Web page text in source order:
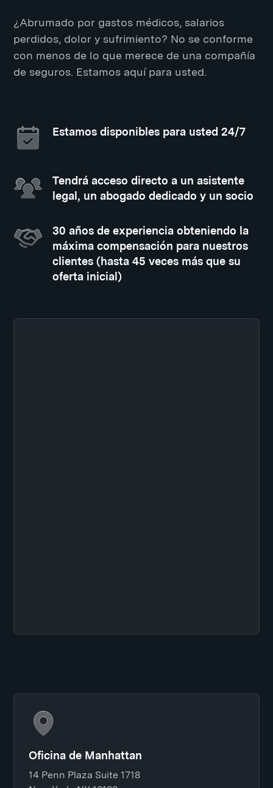
¿Abrumado por gastos médicos, salarios
perdidos, dolor y sufrimiento? No se conforme
con menos de lo que merece de una compañía
de seguros. Estamos aquí para usted.
Estamos disponibles para usted 24/7
Tendrá acceso directo a un asistente
legal, un abogado dedicado y un socio
30 años de experiencia obteniendo la
máxima compensación para nuestros
clientes (hasta 45 veces más que su
oferta inicial)
Oficina de Manhattan
14 Penn Plaza Suite 1718